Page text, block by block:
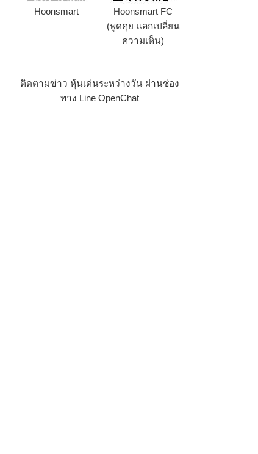
Hoonsmart
Hoonsmart FC
(พูดคุย แลกเปลี่ยน
ความเห็น)
ติดตามข่าว หุ้นเด่นระหว่างวัน ผ่านช่อง
ทาง Line OpenChat